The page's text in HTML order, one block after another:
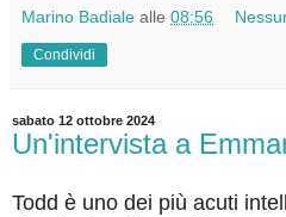
Marino Badiale alle 08:56
Condividi
sabato 12 ottobre 2024
Un'intervista a
Todd è uno dei più acuti